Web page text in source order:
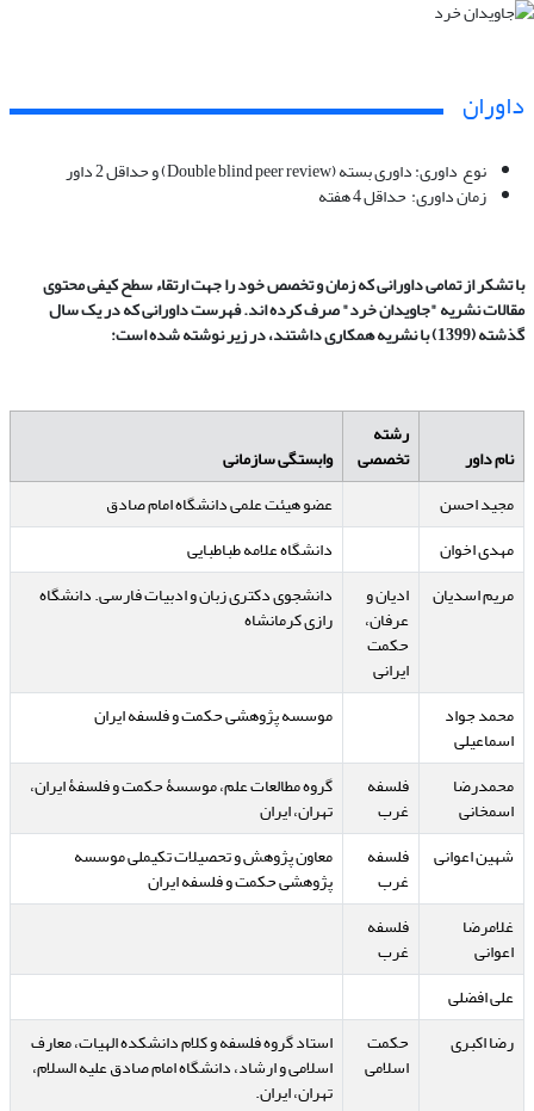
داوران
نوع داوری: داوری بسته(Double blind peer review) و حداقل 2 داور
زمان داوری: حداقل 4 هفته
با تشکر از تمامی داورانی کهزمان و تخصص خود راجهت ارتقاء سطح کیفی محتوی
مقالات نشریه "جاویدان خرد" صرف کرده اند. فهرست داورانی که در یک سال
گذشته (1399) با نشریه همکاری داشتند، در زیر نوشته شده است:
نام داور
رشته
تخصصی
وابستگی سازمانی
مجید احسن
عضو هیئت علمی دانشگاه امام صادق
مهدی اخوان
دانشگاه علامه طباطبایی
مریم اسدیان
ادیان و
عرفان،
حکمت
ایرانی
دانشجوی دکتری زبان و ادبیات فارسی. دانشگاه
رازی کرمانشاه
محمد جواد
اسماعیلی
موسسه پژوهشی حکمت و فلسفه ایران
محمدرضا
اسمخانی
فلسفه
غرب
گروه مطالعات علم، موسسۀ حکمت و فلسفۀ ایران،
تهران، ایران
شهین اعوانی
فلسفه
غرب
معاون پژوهش و تحصیلات تکیملی موسسه
پژوهشی حکمت و فلسفه ایران
غلامرضا
اعوانی
فلسفه
غرب
علی افضلی
رضا اکبری
حکمت
اسلامی
استاد گروه فلسفه و کلام دانشکده الهیات، معارف
اسلامی و ارشاد، دانشگاه امام صادق علیه السلام،
تهران، ایران.